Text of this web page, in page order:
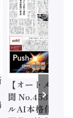
【オートメーシ
聞 No.453】フ
ルAI本格化へ